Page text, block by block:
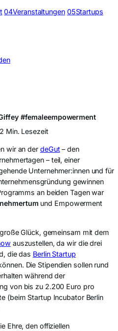
04Veranstaltungen 05Startups
#femaleempowerment
Min. Lesezeit
wir an der deGut– den
– teil, einer
Unternehmer:innen und für
gewinnen
an beiden Tagen war
und Empowerment
Glück, gemeinsam mit dem
auszustellen, da wir die drei
die das Berlin Startup
Die Stipendien sollen rund
während der
von bis zu 2.200 Euro pro
(beim Startup Incubator Berlin
Ehre, den offiziellen